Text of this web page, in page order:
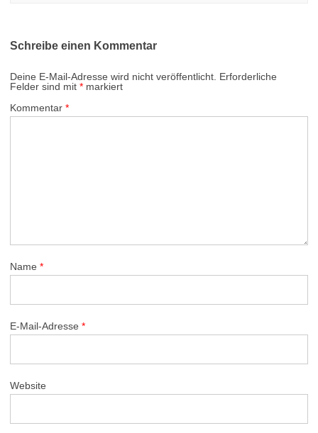
Schreibe einen Kommentar
Deine E-Mail-Adresse wird nicht veröffentlicht. Erforderliche
Felder sind mit * markiert
Kommentar *
Name *
E-Mail-Adresse *
Website